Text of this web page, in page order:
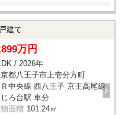
建て
万円
/ 2026年
都八王子市上壱分方町
Ｒ中央線 西八王子 京王高尾線
ろ台駅 車分
面積 101.24㎡